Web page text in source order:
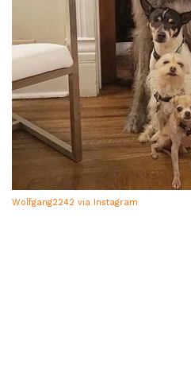
Wolfgang2242 via Instagram